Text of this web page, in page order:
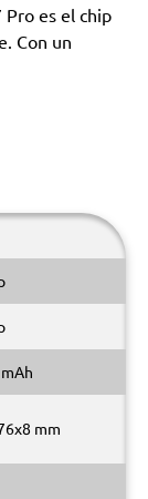
es el chip
Con un
mm